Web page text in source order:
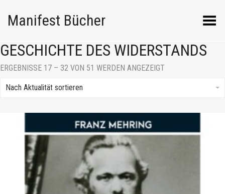
Manifest Bücher Menü umschalten
GESCHICHTE DES WIDERSTANDS
ERGEBNISSE 17 – 32 VON 51 WERDEN ANGEZEIGT
Nach Aktualität sortieren